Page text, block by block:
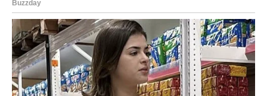
Naslednici: Nikola i Marko Rokvić
Nikola i Marko Rokvić, kao Marinkovi sinovi, nose teret i čast
porodičnog nasleđa. Nikola, koji je rođen 1985. godine, od
malih nogu pokazivao je talent za muziku. Iako je odrasla u